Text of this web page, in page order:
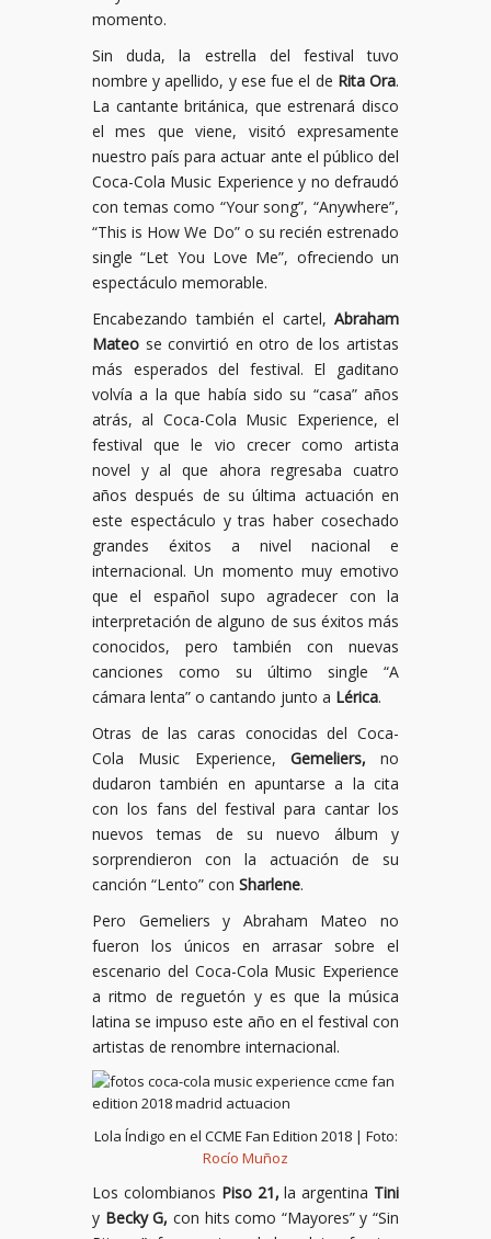
momento.
Sin duda, la estrella del festival tuvo
nombre y apellido, y ese fue el de Rita Ora.
La cantante británica, que estrenará disco
el mes que viene, visitó expresamente
nuestro país para actuar ante el público del
Coca-Cola Music Experience y no defraudó
con temas como “Your song”, “Anywhere”,
“This is How We Do” o su recién estrenado
single “Let You Love Me”, ofreciendo un
espectáculo memorable.
Encabezando también el cartel, Abraham
Mateo se convirtió en otro de los artistas
más esperados del festival. El gaditano
volvía a la que había sido su “casa” años
atrás, al Coca-Cola Music Experience, el
festival que le vio crecer como artista
novel y al que ahora regresaba cuatro
años después de su última actuación en
este espectáculo y tras haber cosechado
grandes éxitos a nivel nacional e
internacional. Un momento muy emotivo
que el español supo agradecer con la
interpretación de alguno de sus éxitos más
conocidos, pero también con nuevas
canciones como su último single “A
cámara lenta” o cantando junto a Lérica.
Otras de las caras conocidas del Coca-
Cola Music Experience, Gemeliers, no
dudaron también en apuntarse a la cita
con los fans del festival para cantar los
nuevos temas de su nuevo álbum y
sorprendieron con la actuación de su
canción “Lento” con Sharlene.
Pero Gemeliers y Abraham Mateo no
fueron los únicos en arrasar sobre el
escenario del Coca-Cola Music Experience
a ritmo de reguetón y es que la música
latina se impuso este año en el festival con
artistas de renombre internacional.
Lola Índigo en el CCME Fan Edition 2018 | Foto:
Rocío Muñoz
Los colombianos Piso 21, la argentina Tini
y Becky G, con hits como “Mayores” y “Sin